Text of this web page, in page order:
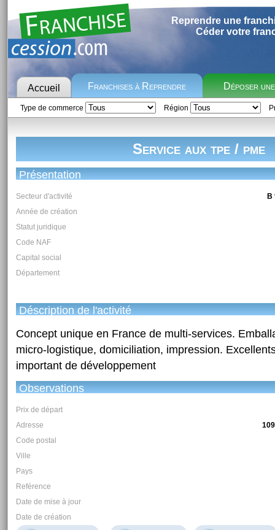
Reprendre une
Céder votre
Accueil Franchises à Reprendre Déposer
Type de commerce Région
Service aux tpe / pme
Présentation
Secteur d'activité
B
Année de création
Statut juridique
Code NAF
Capital social
Département
Déscription de l'activité
Concept unique en France de multi-services.
micro-logistique, domiciliation, impression.
important de développement
Observations
Prix de départ
Adresse
Code postal
Ville
Pays
Reférence
Date de mise à jour
Date de création